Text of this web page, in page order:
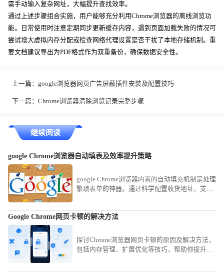
需手动输入复杂网址，大幅提升查找效率。
通过上述步骤组合实施，用户能够充分利用Chrome浏览器的离线浏览功
能。日常使用时注意定期同步更新缓存内容，遇到页面加载失败的情况可
尝试增大虚拟内存分配或检查网络代理设置是否干扰了本地存储机制。重
要文档建议导出为PDF格式作为双重备份，确保数据安全性。
上一篇： google浏览器网页广告屏蔽插件安装及配置技巧
下一篇： Chrome浏览器清除浏览记录完整步骤
继续阅读
google Chrome浏览器自动填表及效率提升策略
google Chrome浏览器内置的自动填充机制是处理
繁琐表单的神器。通过科学配置收货地址、支付
工作，为您在繁忙的商务处理中节省宝贵时间。
Google Chrome网页卡顿的解决方法
探讨Chrome浏览器网页卡顿的原因及解决方法，
包括内存管理、扩展优化等技巧，帮助你提升浏